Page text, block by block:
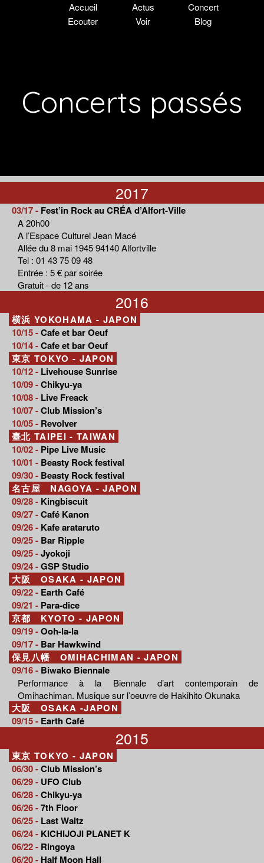
Accueil Actus
Concert
Ecouter
Voir Blog
Concerts passés
2017
03/17 - Fest’in Rock au CRÉA d’Alfort-Ville
A 20h00
A l’Espace Culturel Jean Macé
Allée du 8 mai 1945 94140 Alfortville
Tel : 01 43 75 09 48
Entrée : 5 € par soirée
Gratuit - de 12 ans
2016
横浜 YOKOHAMA - JAPON
10/15 -Cafe et bar Oeuf
10/14 -Cafe et bar Oeuf
東京 TOKYO - JAPON
10/12 - Livehouse Sunrise
10/09 -Chikyu-ya
10/08 - Live Freack
10/07 -Club Mission’s
10/05 - Revolver
臺北 TAIPEI - TAIWAN
10/02 - Pipe Live Music
10/01 - Beasty Rock festival
09/30 - Beasty Rock festival
名古屋 NAGOYA - JAPON
09/28 - Kingbiscuit
09/27 -Café Kanon
09/26 - Kafe arataruto
09/25 - Bar Ripple
09/25 -Jyokoji
09/24 -GSP Studio
大阪 OSAKA - JAPON
09/22 - Earth Café
09/21 - Para-dice
京都 KYOTO - JAPON
09/19 -Ooh-la-la
09/17 - Bar Hawkwind
保見八幡 OMIHACHIMAN - JAPON
09/16 - Biwako Biennale
Performance à la Biennale d’art contemporain de
Omihachiman. Musique sur l’oeuvre de Hakihito Okunaka
大阪 OSAKA -JAPON
09/15 - Earth Café
2015
東京 TOKYO - JAPON
06/30 -Club Mission’s
06/29 - UFO Club
06/28 -Chikyu-ya
06/26 -7th Floor
06/25 - Last Waltz
06/24 - KICHIJOJI PLANET K
06/22 - Ringoya
06/20 - Half Moon Hall